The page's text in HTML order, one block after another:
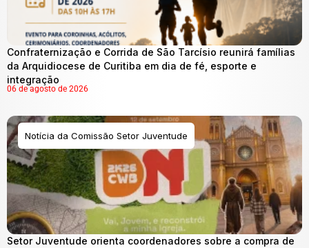
Confraternização e Corrida de São Tarcísio reunirá famílias
da Arquidiocese de Curitiba em dia de fé, esporte e
integração
06 de agosto de 2026
Notícia da Comissão Setor Juventude
Setor Juventude orienta coordenadores sobre a compra de